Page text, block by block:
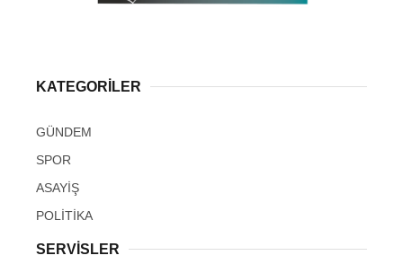
KATEGORİLER
GÜNDEM
SPOR
ASAYİŞ
POLİTİKA
SERVİSLER